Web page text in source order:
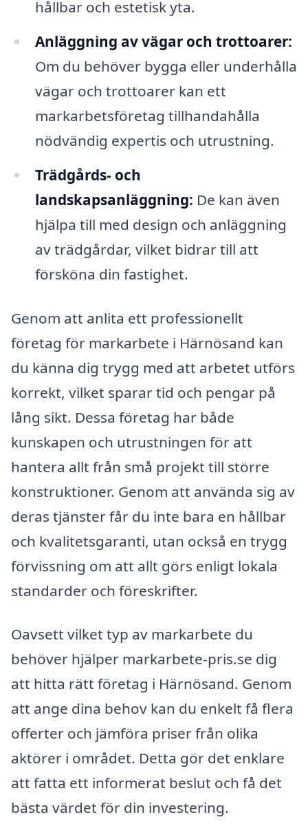
hållbar och estetisk yta.
Anläggning av vägar och trottoarer:
Om du behöver bygga eller underhålla
vägar och trottoarer kan ett
markarbetsföretag tillhandahålla
nödvändig expertis och utrustning.
Trädgårds- och
landskapsanläggning: De kan även
hjälpa till med design och anläggning
av trädgårdar, vilket bidrar till att
försköna din fastighet.
Genom att anlita ett professionellt
företag för markarbete i Härnösand kan
du känna dig trygg med att arbetet utförs
korrekt, vilket sparar tid och pengar på
lång sikt. Dessa företag har både
kunskapen och utrustningen för att
hantera allt från små projekt till större
konstruktioner. Genom att använda sig av
deras tjänster får du inte bara en hållbar
och kvalitetsgaranti, utan också en trygg
förvissning om att allt görs enligt lokala
standarder och föreskrifter.
Oavsett vilket typ av markarbete du
behöver hjälper markarbete-pris.se dig
att hitta rätt företag i Härnösand. Genom
att ange dina behov kan du enkelt få flera
offerter och jämföra priser från olika
aktörer i området. Detta gör det enklare
att fatta ett informerat beslut och få det
bästa värdet för din investering.